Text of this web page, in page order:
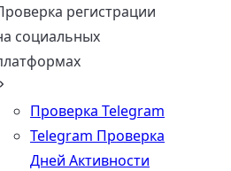
регистрации
социальных
Проверка Telegram
Telegram Проверка
Дней Активности